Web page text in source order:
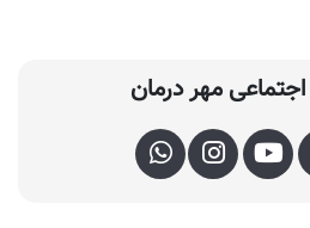
مهر درمان